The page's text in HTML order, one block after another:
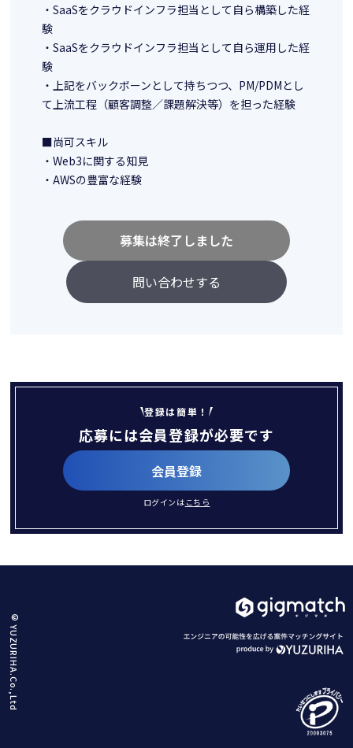
・SaaSをクラウドインフラ担当として自ら構築した経
験
・SaaSをクラウドインフラ担当として自ら運用した経
験
・上記をバックボーンとして持ちつつ、PM/PDMとし
て上流工程（顧客調整／課題解決等）を担った経験
■尚可スキル
・Web3に関する知見
・AWSの豊富な経験
問い合わせする
募集は終了しました
登録は簡単！
応募には会員登録が必要です
会員登録
ログインは こちら
© YUZURIHA.Co.,Ltd